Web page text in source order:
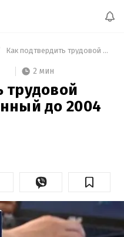
Как подтвердить трудовой стаж, приобретенный до 2004 года
2 мин
трудовой
до 2004